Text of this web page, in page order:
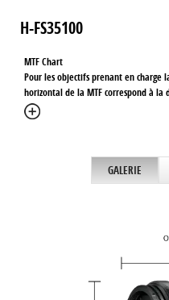
H-FS35100
MTF Chart
Pour les objectifs prenant en charge
horizontal de la MTF correspond à la
GALERIE